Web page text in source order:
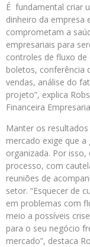
É fundamental criar
dinheiro da empresa
comprometam a
empresariais para
controles de fluxo de
boletos, conferência
vendas, análise do
projeto”, explica
Financeira
Manter os
mercado exige que
organizada. Por
processo, com
reuniões de
setor. “Esquecer de
em problemas com
meio a possíveis
para o seu negócio
mercado”, destaca